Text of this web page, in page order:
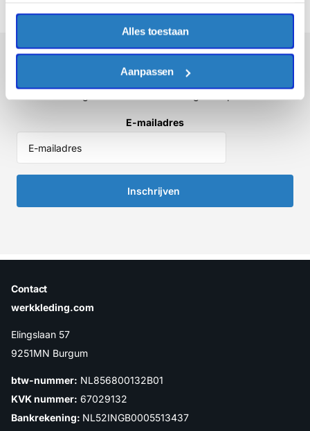
Alles toestaan
Aanpassen
Meld je aan voor onze nieuwsbrief
E-mailadres
Inschrijven
Contact
werkkleding.com
Elingslaan 57
9251MN Burgum
btw-nummer: NL856800132B01
KVK nummer: 67029132
Bankrekening: NL52INGB0005513437